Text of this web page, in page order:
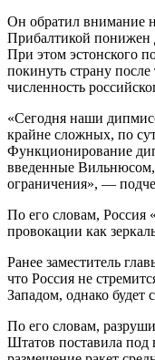
Он обратил внимание
Прибалтикой понижен
При этом эстонского
покинуть страну
численность
«Сегодня наши
крайне сложных, по
Функционирование
введенные
ограничения», —
По его словам, Россия
провокации как
Ранее заместитель
что Россия не
Западом, однако будет
По его словам,
Штатов поставила под